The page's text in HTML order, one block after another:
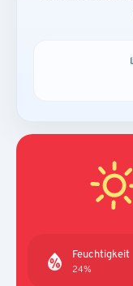
Feuchtigkeit
24%